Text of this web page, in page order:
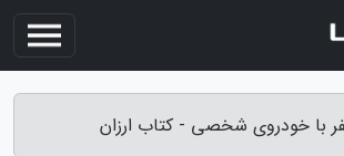
با خودروی شخصی - کتاب ارزان